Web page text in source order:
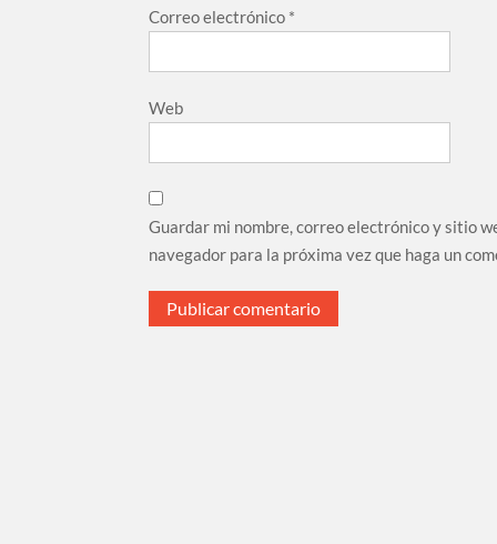
Correo electrónico *
Web
Guardar mi nombre, correo electrónico y sitio
navegador para la próxima vez que haga un